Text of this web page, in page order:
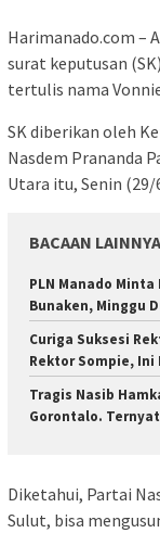
Harimanado.com –
surat keputusan
tertulis nama
SK diberikan oleh
Nasdem Prananda
Utara itu, Senin
BACAAN LAINNYA
PLN Manado
Bunaken, Minggu
Curiga Suksesi
Rektor Sompie,
Tragis Nasib
Gorontalo.
Diketahui, Partai
Sulut, bisa